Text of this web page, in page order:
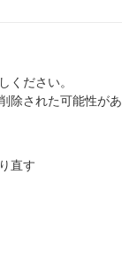
ください。
除された可能性があ
直す